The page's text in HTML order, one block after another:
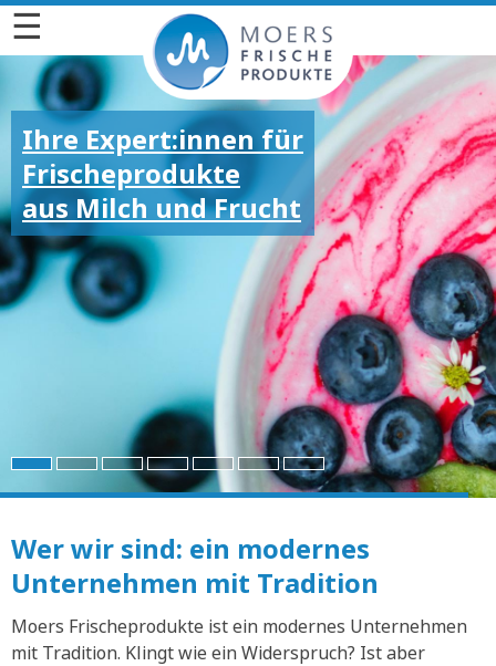
☰
Ihre Expert:innen für
Frischeprodukte
aus Milch und Frucht
Wer wir sind: ein modernes
Unternehmen mit Tradition
Moers Frischeprodukte ist ein modernes Unternehmen
mit Tradition. Klingt wie ein Widerspruch? Ist aber